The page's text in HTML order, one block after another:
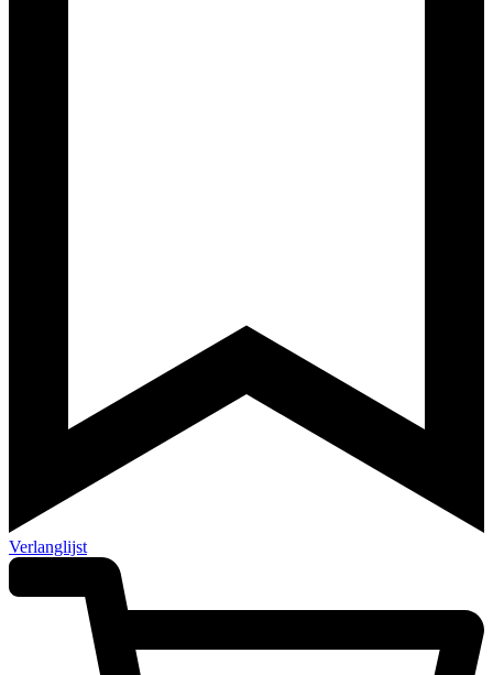
Verlanglijst